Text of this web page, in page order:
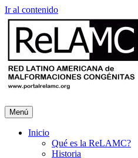
Ir al contenido
Menú
Inicio
Qué es la ReLAMC?
Historia